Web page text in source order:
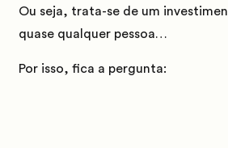
Ou seja, trata-se de um
quase qualquer pessoa…
Por isso, fica a pergunta: